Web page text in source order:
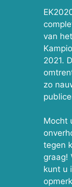
van
2021.
zo
Mocht
tegen
graag!
kunt u